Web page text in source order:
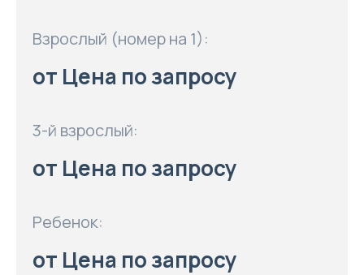
Взрослый (номер на 1):
от Цена по запросу
3-й взрослый:
от Цена по запросу
Ребенок:
от Цена по запросу